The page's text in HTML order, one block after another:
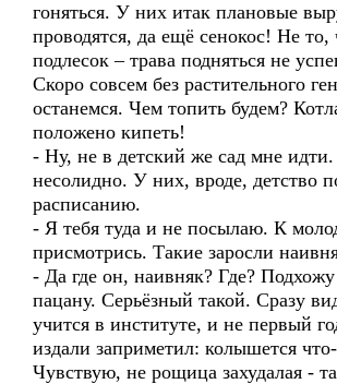
гоняться. У них итак плановые
проводятся, да ещё сенокос! Не то,
подлесок – трава подняться не
Скоро совсем без растительного
останемся. Чем топить будем?
положено кипеть!
- Ну, не в детский же сад мне
несолидно. У них, вроде, детство
расписанию.
- Я тебя туда и не посылаю. К
присмотрись. Такие заросли
- Да где он, наивняк? Где?
пацану. Серьёзный такой. Сразу
учится в институте, и не первый
издали заприметил: колышется
Чувствую, не рощица захудалая -